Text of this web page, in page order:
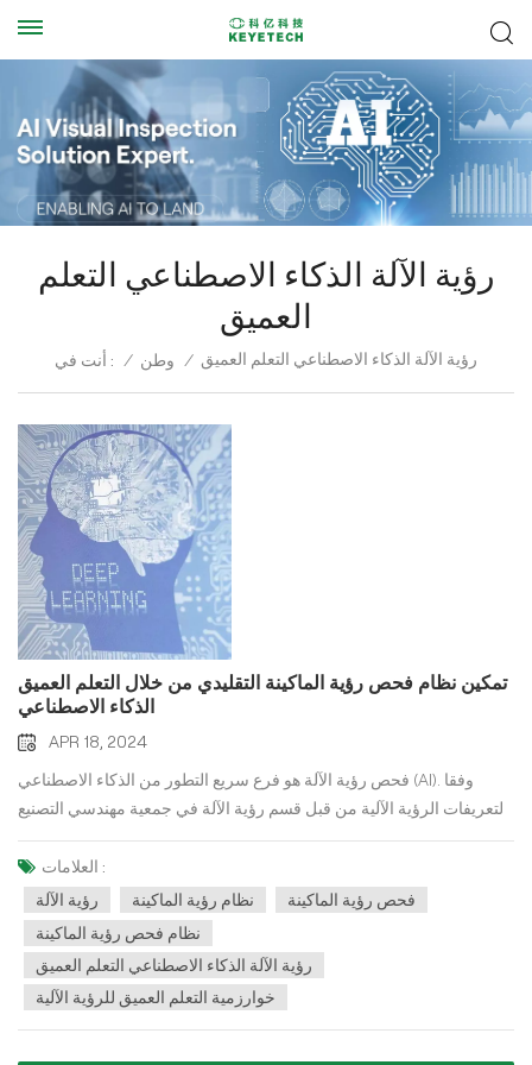
رؤية الآلة الذكاء الاصطناعي التعلم
العميق
أنت في : / وطن / رؤية الآلة الذكاء الاصطناعي التعلم العميق
تمكين نظام فحص رؤية الماكينة التقليدي من خلال التعلم العميق
الذكاء الاصطناعي
APR 18, 2024
فحص رؤية الآلة هو فرع سريع التطور من الذكاء الاصطناعي (AI). وفقا
لتعريفات الرؤية الآلية من قبل قسم رؤية الآلة في جمعية مهندسي التصنيع
(SME) وقسم رؤية الأتمتة التابع لجمعية صناعة الروبوتات (RIA)، الرؤية الآلية
هي جهاز يستقبل ويعالج صورة كائن حقيقي تلقائيًا من خلال الأجهزة البصرية
وأجهزة الاستشعار غير المتصلة للحصول على المعلومات المطلوبة أو
للتحكم في الروبوت حركة. ببساطة، الرؤية الآلية تستخدم الآلات بدلاً من
عيون الإنسان. تحاكي الرؤية الآلية العين للحصول على الصور، وتستخرج
المعلومات من خلال التعرف على الصور ومعالجتها، وتكمل العملية أخيرًا
من خلال جهاز التنفيذ. تقليدي تكنولوجيا فحص رؤية الآلة يتطلب تمثيل
البيانات كمجموعة من الميزات أو إدخالها في نموذج التنبؤ للحصول على نتائج
العلامات :
رؤية الآلة
نظام رؤية الماكينة
فحص رؤية الماكينة
نظام فحص رؤية الماكينة
رؤية الآلة الذكاء الاصطناعي التعلم العميق
خوارزمية التعلم العميق للرؤية الآلية